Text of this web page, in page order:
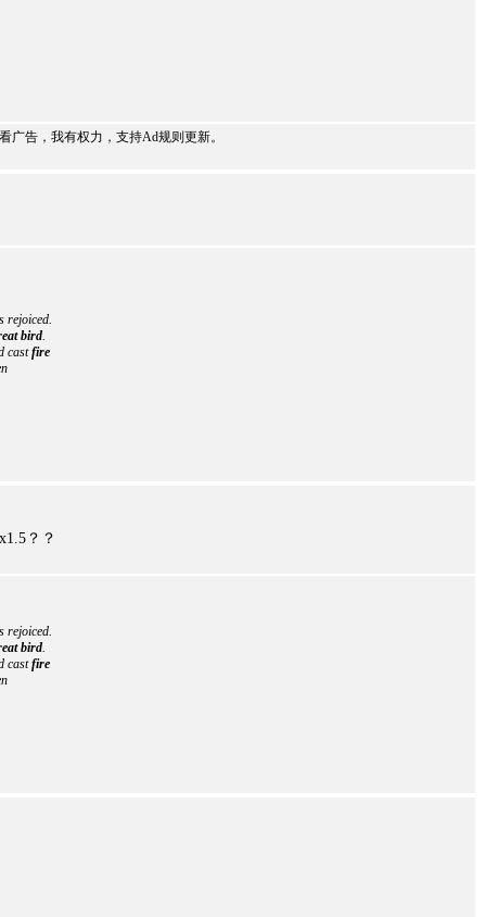
广告，我有权力，支持Ad规则更新。
rejoiced.
bird.
castfire
？？
rejoiced.
bird.
castfire